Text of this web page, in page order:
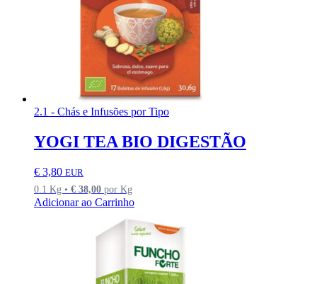
2.1 - Chás e Infusões por Tipo
YOGI TEA BIO DIGESTÃO
€ 3,80 EUR
0.1 Kg • € 38,00 por Kg
Adicionar ao Carrinho